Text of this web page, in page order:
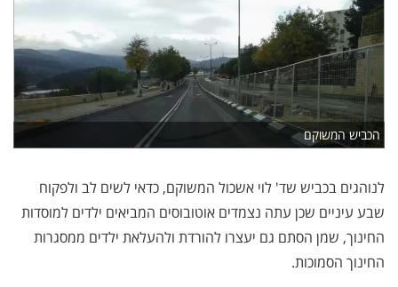
הכביש המשוקם
לנוהגים בכביש שד' לוי אשכול המשוקם, כדאי לשים לב ולפקוח
שבע עיניים שכן עתה נצמדים אוטובוסים המביאים ילדים למוסדות
החינוך, שמן הסתם גם יעצרו להורדת ולהעלאת ילדים ממסגרות
החינוך הסמוכות.